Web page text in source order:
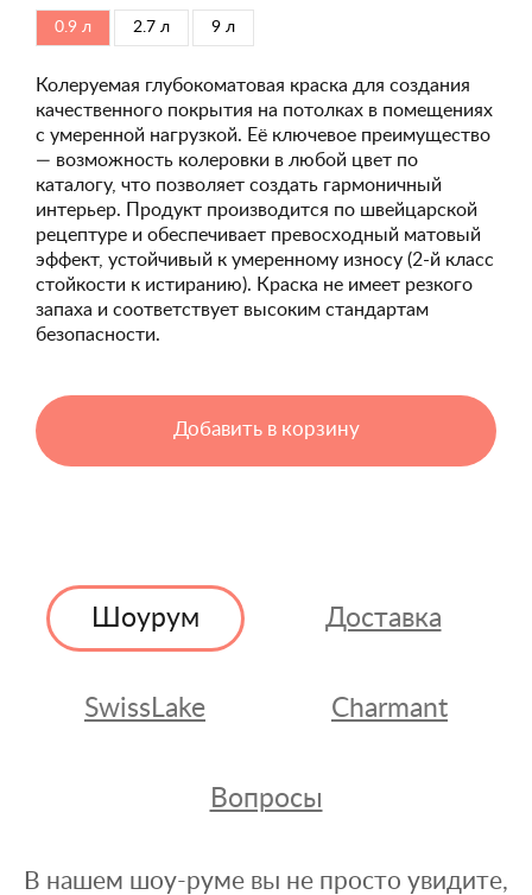
0.9 л 2.7 л 9 л
Колеруемая глубокоматовая краска для создания
качественного покрытия на потолках в помещениях
с умеренной нагрузкой. Её ключевое преимущество
— возможность колеровки в любой цвет по
каталогу, что позволяет создать гармоничный
интерьер. Продукт производится по швейцарской
рецептуре и обеспечивает превосходный матовый
эффект, устойчивый к умеренному износу (2-й класс
стойкости к истиранию). Краска не имеет резкого
запаха и соответствует высоким стандартам
безопасности.
Добавить в корзину
Шоурум Доставка
SwissLake Charmant
Вопросы
В нашем шоу-руме вы не просто увидите,